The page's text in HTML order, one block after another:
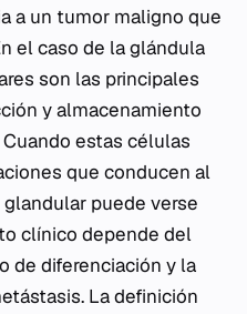
a un tumor maligno que
el caso de la glándula
son las principales
y almacenamiento
estas células
que conducen al
puede verse
clínico depende del
de diferenciación y la
La definición